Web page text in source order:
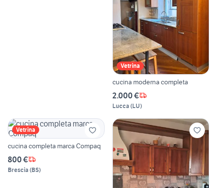
Vetrina
cucina moderna completa
2.000 €
Lucca (LU)
Vetrina
cucina completa marca Compaq
800 €
Brescia (BS)